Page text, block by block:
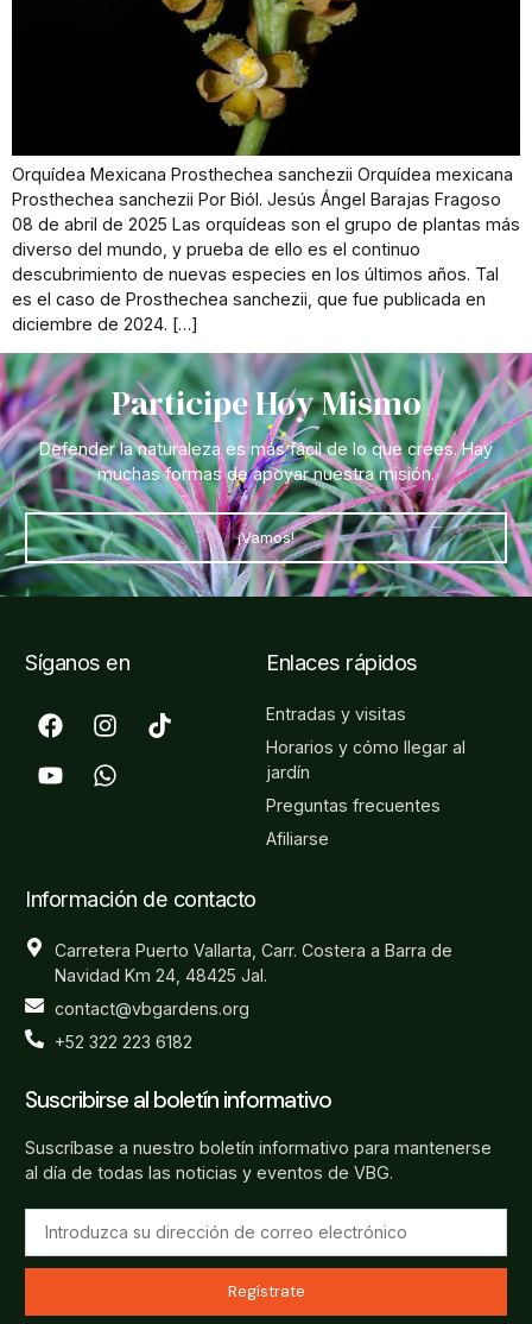
Orquídea Mexicana Prosthechea sanchezii Orquídea mexicana
Prosthechea sanchezii Por Biól. Jesús Ángel Barajas Fragoso
08 de abril de 2025 Las orquídeas son el grupo de plantas más
diverso del mundo, y prueba de ello es el continuo
descubrimiento de nuevas especies en los últimos años. Tal
es el caso de Prosthechea sanchezii, que fue publicada en
diciembre de 2024. […]
Participe Hoy Mismo
Defender la naturaleza es más fácil de lo que crees. Hay
muchas formas de apoyar nuestra misión.
¡Vamos!
Síganos en Enlaces rápidos
Entradas y visitas
Horarios y cómo llegar al
jardín
Preguntas frecuentes
Afiliarse
Información de contacto
Carretera Puerto Vallarta, Carr. Costera a Barra de
Navidad Km 24, 48425 Jal.
contact@vbgardens.org
+52 322 223 6182
Suscribirse al boletín informativo
Suscríbase a nuestro boletín informativo para mantenerse
al día de todas las noticias y eventos de VBG.
Regístrate